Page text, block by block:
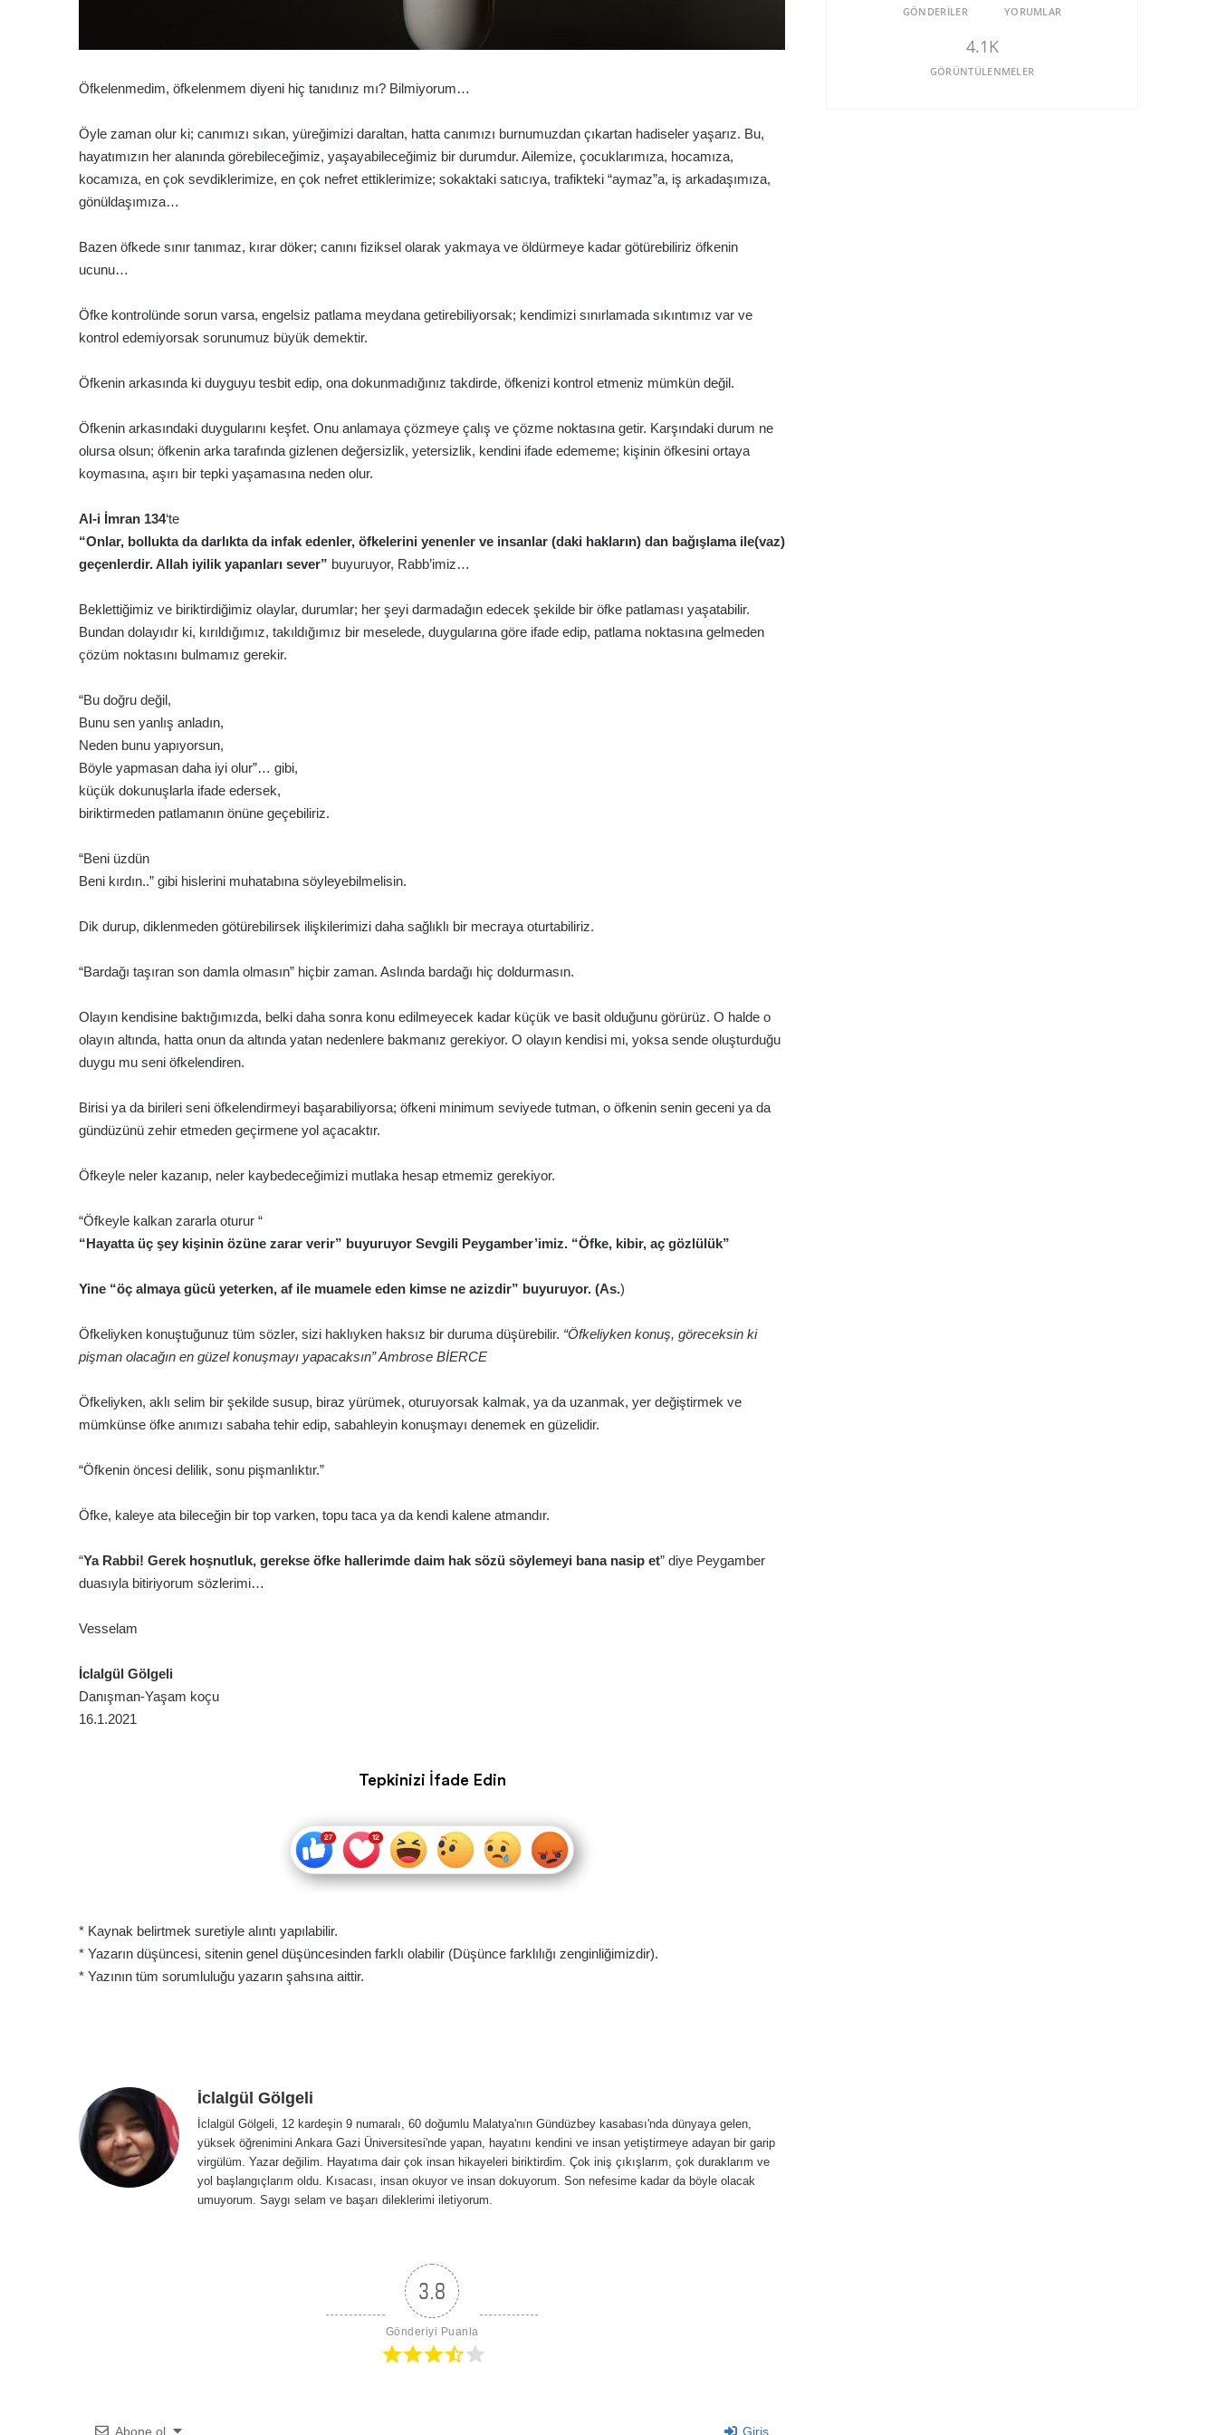
Öfkelenmedim, öfkelenmem diyeni hiç tanıdınız mı? Bilmiyorum…
Öyle zaman olur ki; canımızı sıkan, yüreğimizi daraltan, hatta canımızı burnumuzdan çıkartan hadiseler yaşarız. Bu,
hayatımızın her alanında görebileceğimiz, yaşayabileceğimiz bir durumdur. Ailemize, çocuklarımıza, hocamıza,
kocamıza, en çok sevdiklerimize, en çok nefret ettiklerimize; sokaktaki satıcıya, trafikteki “aymaz”a, iş arkadaşımıza,
gönüldaşımıza…
Bazen öfkede sınır tanımaz, kırar döker; canını fiziksel olarak yakmaya ve öldürmeye kadar götürebiliriz öfkenin
ucunu…
Öfke kontrolünde sorun varsa, engelsiz patlama meydana getirebiliyorsak; kendimizi sınırlamada sıkıntımız var ve
kontrol edemiyorsak sorunumuz büyük demektir.
Öfkenin arkasında ki duyguyu tesbit edip, ona dokunmadığınız takdirde, öfkenizi kontrol etmeniz mümkün değil.
Öfkenin arkasındaki duygularını keşfet. Onu anlamaya çözmeye çalış ve çözme noktasına getir. Karşındaki durum ne
olursa olsun; öfkenin arka tarafında gizlenen değersizlik, yetersizlik, kendini ifade edememe; kişinin öfkesini ortaya
koymasına, aşırı bir tepki yaşamasına neden olur.
Al-i İmran 134‘te
“Onlar, bollukta da darlıkta da infak edenler, öfkelerini yenenler ve insanlar (daki hakların) dan bağışlama ile(vaz)
geçenlerdir. Allah iyilik yapanları sever” buyuruyor, Rabb’imiz…
Beklettiğimiz ve biriktirdiğimiz olaylar, durumlar; her şeyi darmadağın edecek şekilde bir öfke patlaması yaşatabilir.
Bundan dolayıdır ki, kırıldığımız, takıldığımız bir meselede, duygularına göre ifade edip, patlama noktasına gelmeden
çözüm noktasını bulmamız gerekir.
“Bu doğru değil,
Bunu sen yanlış anladın,
Neden bunu yapıyorsun,
Böyle yapmasan daha iyi olur”… gibi,
küçük dokunuşlarla ifade edersek,
biriktirmeden patlamanın önüne geçebiliriz.
“Beni üzdün
Beni kırdın..” gibi hislerini muhatabına söyleyebilmelisin.
Dik durup, diklenmeden götürebilirsek ilişkilerimizi daha sağlıklı bir mecraya oturtabiliriz.
“Bardağı taşıran son damla olmasın” hiçbir zaman. Aslında bardağı hiç doldurmasın.
Olayın kendisine baktığımızda, belki daha sonra konu edilmeyecek kadar küçük ve basit olduğunu görürüz. O halde o
olayın altında, hatta onun da altında yatan nedenlere bakmanız gerekiyor. O olayın kendisi mi, yoksa sende oluşturduğu
duygu mu seni öfkelendiren.
Birisi ya da birileri seni öfkelendirmeyi başarabiliyorsa; öfkeni minimum seviyede tutman, o öfkenin senin geceni ya da
gündüzünü zehir etmeden geçirmene yol açacaktır.
Öfkeyle neler kazanıp, neler kaybedeceğimizi mutlaka hesap etmemiz gerekiyor.
“Öfkeyle kalkan zararla oturur “
“Hayatta üç şey kişinin özüne zarar verir” buyuruyor Sevgili Peygamber’imiz. “Öfke, kibir, aç gözlülük”
Yine “öç almaya gücü yeterken, af ile muamele eden kimse ne azizdir” buyuruyor. (As.)
Öfkeliyken konuştuğunuz tüm sözler, sizi haklıyken haksız bir duruma düşürebilir. “Öfkeliyken konuş, göreceksin ki
pişman olacağın en güzel konuşmayı yapacaksın” Ambrose BİERCE
Öfkeliyken, aklı selim bir şekilde susup, biraz yürümek, oturuyorsak kalmak, ya da uzanmak, yer değiştirmek ve
mümkünse öfke anımızı sabaha tehir edip, sabahleyin konuşmayı denemek en güzelidir.
“Öfkenin öncesi delilik, sonu pişmanlıktır.”
Öfke, kaleye ata bileceğin bir top varken, topu taca ya da kendi kalene atmandır.
“Ya Rabbi! Gerek hoşnutluk, gerekse öfke hallerimde daim hak sözü söylemeyi bana nasip et” diye Peygamber
duasıyla bitiriyorum sözlerimi…
Vesselam
İclalgül Gölgeli
Danışman-Yaşam koçu
16.1.2021
Tepkinizi İfade Edin
* Kaynak belirtmek suretiyle alıntı yapılabilir.
* Yazarın düşüncesi, sitenin genel düşüncesinden farklı olabilir (Düşünce farklılığı zenginliğimizdir).
* Yazının tüm sorumluluğu yazarın şahsına aittir.
İclalgül Gölgeli
İclalgül Gölgeli, 12 kardeşin 9 numaralı, 60 doğumlu Malatya'nın Gündüzbey kasabası'nda dünyaya gelen,
yüksek öğrenimini Ankara Gazi Üniversitesi'nde yapan, hayatını kendini ve insan yetiştirmeye adayan bir garip
virgülüm. Yazar değilim. Hayatıma dair çok insan hikayeleri biriktirdim. Çok iniş çıkışlarım, çok duraklarım ve
yol başlangıçlarım oldu. Kısacası, insan okuyor ve insan dokuyorum. Son nefesime kadar da böyle olacak
umuyorum. Saygı selam ve başarı dileklerimi iletiyorum.
3.8
Gönderiyi Puanla
Abone ol Giriş
GÖNDERILER YORUMLAR
4.1K
GÖRÜNTÜLENMELER